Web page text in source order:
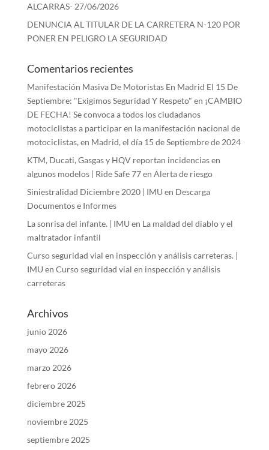
ALCARRAS- 27/06/2026
DENUNCIA AL TITULAR DE LA CARRETERA N-120 POR
PONER EN PELIGRO LA SEGURIDAD
Comentarios recientes
Manifestación Masiva De Motoristas En Madrid El 15 De
Septiembre: "Exigimos Seguridad Y Respeto" en ¡CAMBIO
DE FECHA! Se convoca a todos los ciudadanos
motociclistas a participar en la manifestación nacional de
motociclistas, en Madrid, el día 15 de Septiembre de 2024
KTM, Ducati, Gasgas y HQV reportan incidencias en
algunos modelos | Ride Safe 77en Alerta de riesgo
Siniestralidad Diciembre 2020 | IMU en Descarga
Documentos e Informes
La sonrisa del infante. | IMU en La maldad del diablo y el
maltratador infantil
Curso seguridad vial en inspección y análisis carreteras. |
IMU en Curso seguridad vial en inspección y análisis
carreteras
Archivos
junio 2026
mayo 2026
marzo 2026
febrero 2026
diciembre 2025
noviembre 2025
septiembre 2025